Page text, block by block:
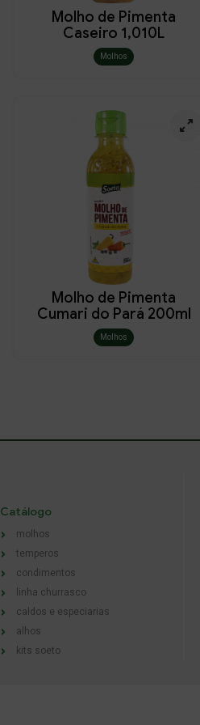
Molho de Pimenta
Caseiro 1,010L
Molhos
Molho de Pimenta
Cumari do Pará 200ml
Molhos
Catálogo
molhos
temperos
condimentos
linha churrasco
caldos e especiarias
alhos
kits soeto